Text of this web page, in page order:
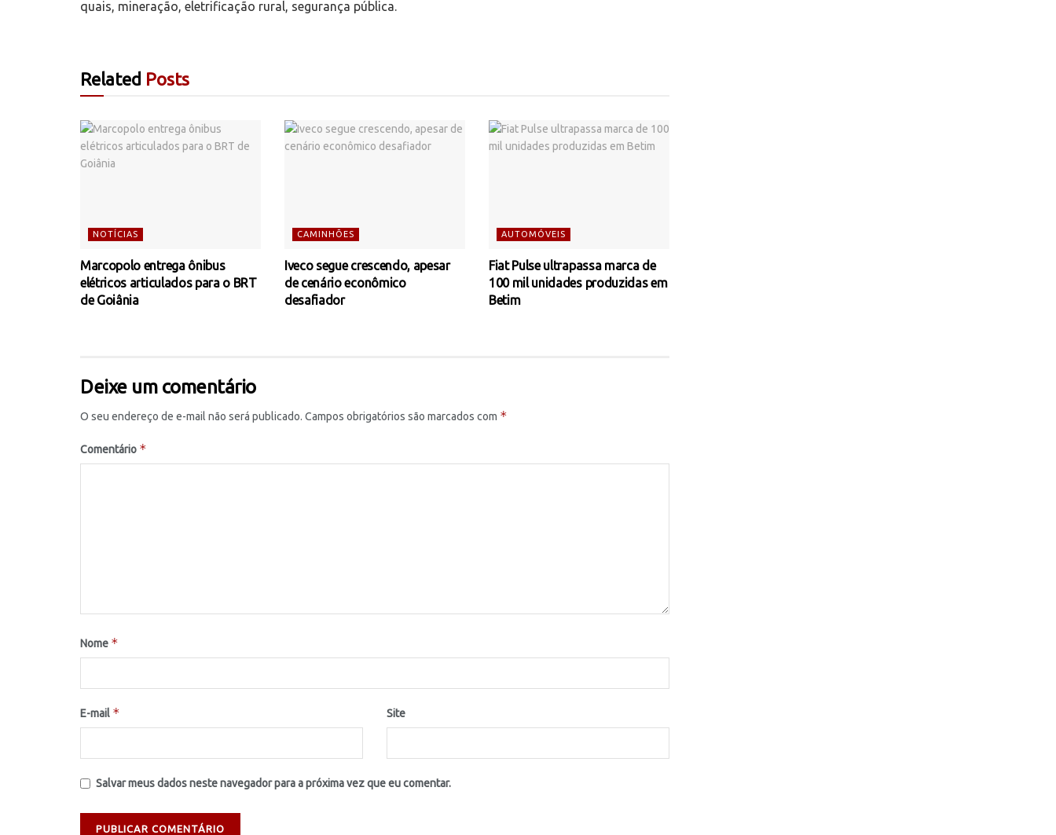
quais, mineração, eletrificação rural, segurança pública.
Related Posts
NOTÍCIAS
Marcopolo entrega ônibus
elétricos articulados para o BRT
de Goiânia
CAMINHÕES
Iveco segue crescendo, apesar
de cenário econômico
desafiador
AUTOMÓVEIS
Fiat Pulse ultrapassa marca de
100 mil unidades produzidas em
Betim
Deixe um comentário
O seu endereço de e-mail não será publicado. Campos obrigatórios são marcados com *
Comentário *
Nome *
E-mail * Site
Salvar meus dados neste navegador para a próxima vez que eu comentar.